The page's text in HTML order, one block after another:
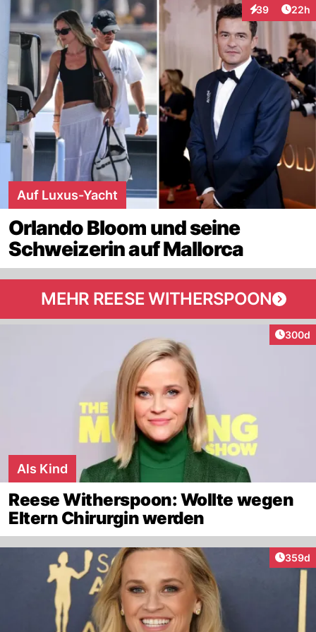
39
Interaktionen
22h
Auf Luxus-Yacht
Orlando Bloom und seine
Schweizerin auf Mallorca
MEHR REESE WITHERSPOON
300d
Als Kind
Reese Witherspoon: Wollte wegen
Eltern Chirurgin werden
359d